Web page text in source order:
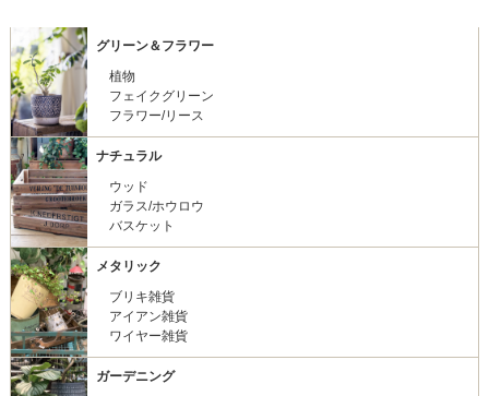
グリーン＆フラワー
植物
フェイクグリーン
フラワー/リース
ナチュラル
ウッド
ガラス/ホウロウ
バスケット
メタリック
ブリキ雑貨
アイアン雑貨
ワイヤー雑貨
ガーデニング